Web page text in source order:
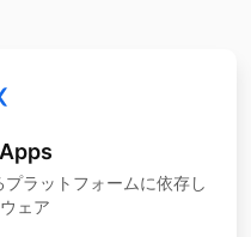
ラットフォームに依存し
ェア